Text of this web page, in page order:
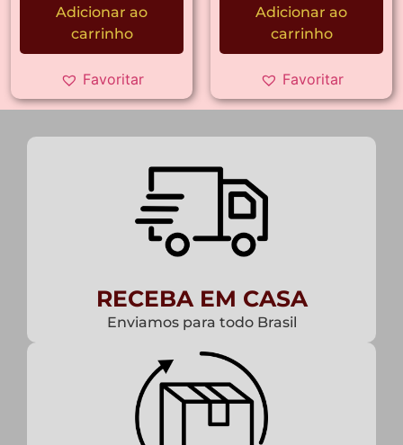
Adicionar ao
carrinho
Favoritar
Adicionar ao
carrinho
Favoritar
RECEBA EM CASA
Enviamos para todo Brasil